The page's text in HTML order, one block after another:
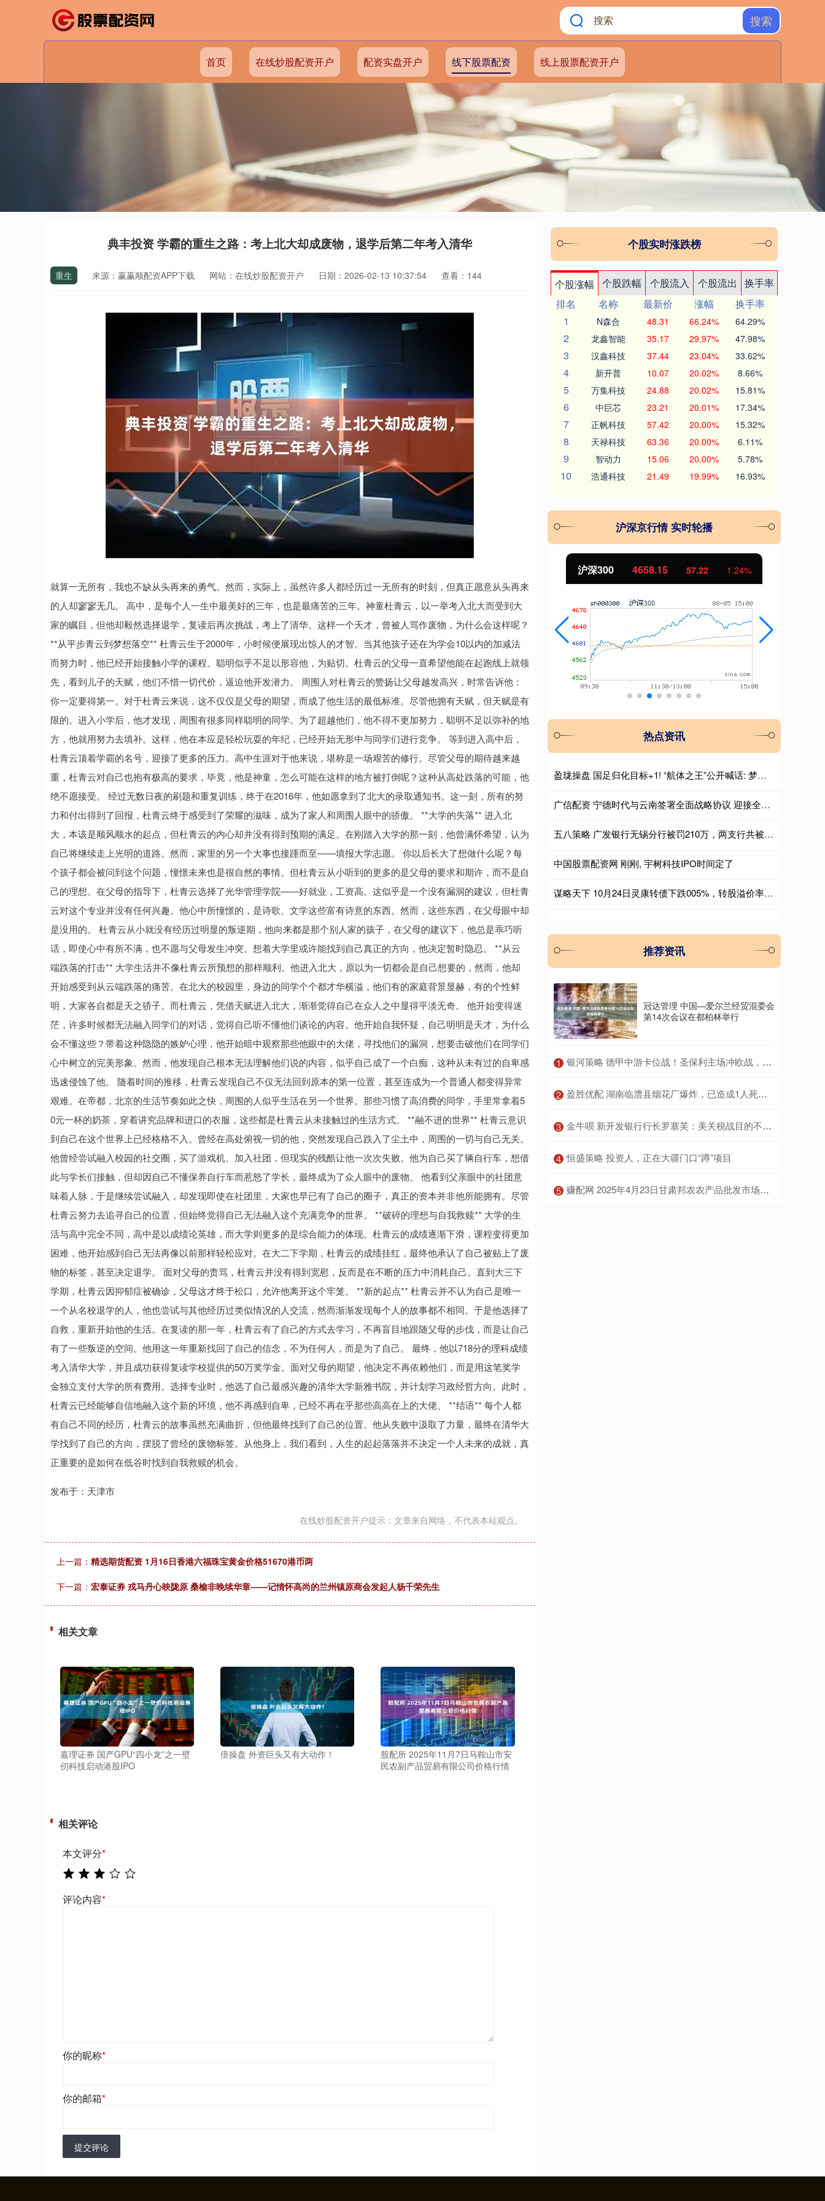
搜索
首页 在线炒股配资开户 配资实盘开户 线下股票配资 线上股票配资开户
典丰投资 学霸的重生之路：考上北大却成废物，退学后第二年考入清华
重生 来源：赢赢顺配资APP下载 网站：在线炒股配资开户 日期：2026-02-13 10:37:54 查看：144
就算一无所有，我也不缺从头再来的勇气。然而，实际上，虽然许多人都经历过一无所有的时刻，但真正愿意从头再来
的人却寥寥无几。 高中，是每个人一生中最美好的三年，也是最痛苦的三年。神童杜青云，以一举考入北大而受到大
家的瞩目，但他却毅然选择退学，复读后再次挑战，考上了清华。这样一个天才，曾被人骂作废物，为什么会这样呢？
**从平步青云到梦想落空** 杜青云生于2000年，小时候便展现出惊人的才智。当其他孩子还在为学会10以内的加减法
而努力时，他已经开始接触小学的课程。聪明似乎不足以形容他，为贴切。杜青云的父母一直希望他能在起跑线上就领
先，看到儿子的天赋，他们不惜一切代价，逼迫他开发潜力。 周围人对杜青云的赞扬让父母越发高兴，时常告诉他：
你一定要得第一。对于杜青云来说，这不仅仅是父母的期望，而成了他生活的最低标准。尽管他拥有天赋，但天赋是有
限的。进入小学后，他才发现，周围有很多同样聪明的同学。为了超越他们，他不得不更加努力，聪明不足以弥补的地
方，他就用努力去填补。这样，他在本应是轻松玩耍的年纪，已经开始无形中与同学们进行竞争。 等到进入高中后，
杜青云顶着学霸的名号，迎接了更多的压力。高中生涯对于他来说，堪称是一场艰苦的修行。尽管父母的期待越来越
重，杜青云对自己也抱有极高的要求，毕竟，他是神童，怎么可能在这样的地方被打倒呢？这种从高处跌落的可能，他
绝不愿接受。 经过无数日夜的刷题和重复训练，终于在2016年，他如愿拿到了北大的录取通知书。这一刻，所有的努
力和付出得到了回报，杜青云终于感受到了荣耀的滋味，成为了家人和周围人眼中的骄傲。 **大学的失落** 进入北
大，本该是顺风顺水的起点，但杜青云的内心却并没有得到预期的满足。在刚踏入大学的那一刻，他曾满怀希望，认为
自己将继续走上光明的道路。然而，家里的另一个大事也接踵而至——填报大学志愿。 你以后长大了想做什么呢？每
个孩子都会被问到这个问题，憧憬未来也是很自然的事情。但杜青云从小听到的更多的是父母的要求和期许，而不是自
己的理想。在父母的指导下，杜青云选择了光华管理学院——好就业，工资高。这似乎是一个没有漏洞的建议，但杜青
云对这个专业并没有任何兴趣。他心中所憧憬的，是诗歌、文学这些富有诗意的东西。然而，这些东西，在父母眼中却
是没用的。 杜青云从小就没有经历过明显的叛逆期，他向来都是那个别人家的孩子，在父母的建议下，他总是乖巧听
话，即使心中有所不满，也不愿与父母发生冲突。想着大学里或许能找到自己真正的方向，他决定暂时隐忍。 **从云
端跌落的打击** 大学生活并不像杜青云所预想的那样顺利。他进入北大，原以为一切都会是自己想要的，然而，他却
开始感受到从云端跌落的痛苦。在北大的校园里，身边的同学个个都才华横溢，他们有的家庭背景显赫，有的个性鲜
明，大家各自都是天之骄子。而杜青云，凭借天赋进入北大，渐渐觉得自己在众人之中显得平淡无奇。 他开始变得迷
茫，许多时候都无法融入同学们的对话，觉得自己听不懂他们谈论的内容。他开始自我怀疑，自己明明是天才，为什么
会不懂这些？带着这种隐隐的嫉妒心理，他开始暗中观察那些他眼中的大佬，寻找他们的漏洞，想要击破他们在同学们
心中树立的完美形象。然而，他发现自己根本无法理解他们说的内容，似乎自己成了一个白痴，这种从未有过的自卑感
迅速侵蚀了他。 随着时间的推移，杜青云发现自己不仅无法回到原本的第一位置，甚至连成为一个普通人都变得异常
艰难。在帝都，北京的生活节奏如此之快，周围的人似乎生活在另一个世界。那些习惯了高消费的同学，手里常拿着5
0元一杯的奶茶，穿着讲究品牌和进口的衣服，这些都是杜青云从未接触过的生活方式。 **融不进的世界** 杜青云意识
到自己在这个世界上已经格格不入。曾经在高处俯视一切的他，突然发现自己跌入了尘土中，周围的一切与自己无关。
他曾经尝试融入校园的社交圈，买了游戏机、加入社团，但现实的残酷让他一次次失败。他为自己买了辆自行车，想借
此与学长们接触，但却因自己不懂保养自行车而惹怒了学长，最终成为了众人眼中的废物。 他看到父亲眼中的社团意
味着人脉，于是继续尝试融入，却发现即使在社团里，大家也早已有了自己的圈子，真正的资本并非他所能拥有。尽管
杜青云努力去追寻自己的位置，但始终觉得自己无法融入这个充满竞争的世界。 **破碎的理想与自我救赎** 大学的生
活与高中完全不同，高中是以成绩论英雄，而大学则更多的是综合能力的体现。杜青云的成绩逐渐下滑，课程变得更加
困难，他开始感到自己无法再像以前那样轻松应对。在大二下学期，杜青云的成绩挂红，最终他承认了自己被贴上了废
物的标签，甚至决定退学。 面对父母的责骂，杜青云并没有得到宽慰，反而是在不断的压力中消耗自己。直到大三下
学期，杜青云因抑郁症被确诊，父母这才终于松口，允许他离开这个牢笼。 **新的起点** 杜青云并不认为自己是唯一
一个从名校退学的人，他也尝试与其他经历过类似情况的人交流，然而渐渐发现每个人的故事都不相同。于是他选择了
自救，重新开始他的生活。在复读的那一年，杜青云有了自己的方式去学习，不再盲目地跟随父母的步伐，而是让自己
有了一些叛逆的空间。他用这一年重新找回了自己的信念，不为任何人，而是为了自己。 最终，他以718分的理科成绩
考入清华大学，并且成功获得复读学校提供的50万奖学金。面对父母的期望，他决定不再依赖他们，而是用这笔奖学
金独立支付大学的所有费用。选择专业时，他选了自己最感兴趣的清华大学新雅书院，并计划学习政经哲方向。此时，
杜青云已经能够自信地融入这个新的环境，他不再感到自卑，已经不再在乎那些高高在上的大佬。 **结语** 每个人都
有自己不同的经历，杜青云的故事虽然充满曲折，但他最终找到了自己的位置。他从失败中汲取了力量，最终在清华大
学找到了自己的方向，摆脱了曾经的废物标签。从他身上，我们看到，人生的起起落落并不决定一个人未来的成就，真
正重要的是如何在低谷时找到自我救赎的机会。
发布于：天津市
在线炒股配资开户提示：文章来自网络，不代表本站观点。
上一篇： 精选期货配资 1月16日香港六福珠宝黄金价格51670港币两
下一篇： 宏泰证券 戎马丹心映陇原 桑榆非晚续华章——记情怀高尚的兰州镇原商会发起人杨千荣先生
相关文章
嘉理证券 国产GPU“四小龙”之一壁
仞科技启动港股IPO
倍操盘 外资巨头又有大动作！
股配所 2025年11月7日马鞍山市安
民农副产品贸易有限公司价格行情
相关评论
本文评分*
评论内容*
你的昵称*
你的邮箱*
提交评论
个股实时涨跌榜
个股涨幅 个股跌幅 个股流入 个股流出
换手率
排名
名称 最新价 涨幅
换手率
1
N森合 48.31 66.24% 64.29%
2 龙鑫智能 35.17 29.97% 47.98%
3 汉鑫科技 37.44 23.04% 33.62%
4 新开普 10.07 20.02% 8.66%
5 万集科技 24.88 20.02% 15.81%
6 中巨芯 23.21 20.01% 17.34%
7 正帆科技 57.42 20.00% 15.32%
8 天禄科技 63.36 20.00% 6.11%
9 智动力 15.06 20.00% 5.78%
10 浩通科技 21.49 19.99% 16.93%
沪深京行情 实时轮播
北证50 1119.46 25.97 2.38%
热点资讯
盈珑操盘 国足归化目标+1! “航体之王”公开喊话: 梦想代表中国队出战!
广信配资 宁德时代与云南签署全面战略协议 迎接全域增量时代
五八策略 广发银行无锡分行被罚210万，两支行共被罚90万
中国股票配资网 刚刚, 宇树科技IPO时间定了
谋略天下 10月24日灵康转债下跌005%，转股溢价率4917%
推荐资讯
冠达管理 中国—爱尔兰经贸混委会
第14次会议在都柏林举行
1 ​银河策略 德甲中游卡位战！圣保利主场冲欧战，勒沃库森客场争上游
2 ​盈胜优配 湖南临澧县烟花厂爆炸，已造成1人死亡，6人失联，9人受伤
3 ​金牛呗 新开发银行行长罗塞芙：美关税战目的不会实现 此举终将害己
4 ​恒盛策略 投资人，正在大疆门口“蹲”项目
5 ​赚配网 2025年4月23日甘肃邦农农产品批发市场价格行情